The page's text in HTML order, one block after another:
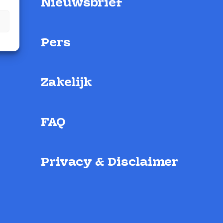
Nieuwsbrief
Pers
Zakelijk
FAQ
Privacy & Disclaimer